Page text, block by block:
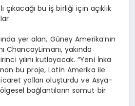
çıkacağı bu iş birliği için açıklık
yer alan, Güney Amerika’nın
ChancayLimanı, yakında
yılını kutlayacak. “Yeni İnka
bu proje, Latin Amerika ile
yolları oluşturdu ve Asya-
bağlantıların somut bir